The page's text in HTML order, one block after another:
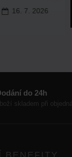
16. 7. 2026
do 24h
skladem při